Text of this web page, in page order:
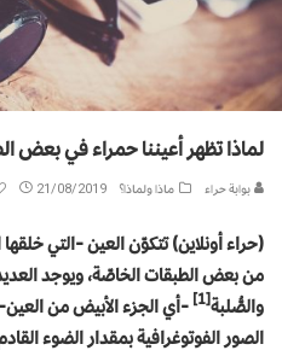
لماذا تظهر أعيننا حمراء في بعض
بوابة حراء ماذا ولماذا؟ 21/08/2019
(حراء أونلاين) تتكوّن العين -التي
من بعض الطبقات الخاصّة، ويوجد
والصُّلبة[1]
-أي الجزء الأبيض من
الصور الفوتوغرافية بمقدار الضوء